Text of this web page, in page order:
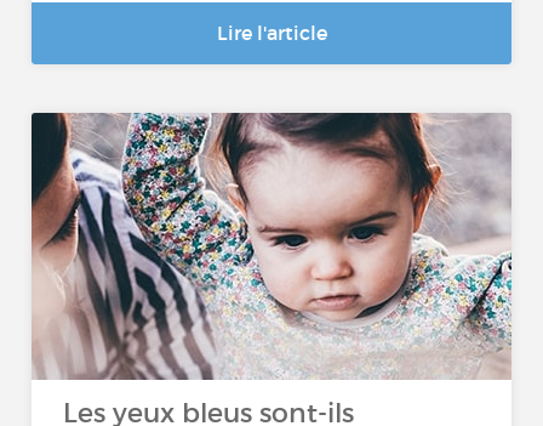
Lire l'article
Les yeux bleus sont-ils